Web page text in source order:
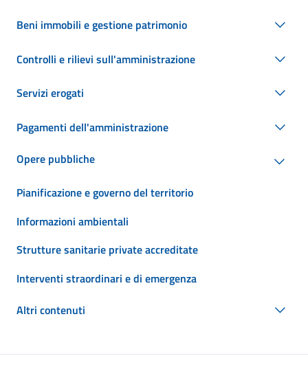
Beni immobili e gestione patrimonio
Controlli e rilievi sull'amministrazione
Servizi erogati
Pagamenti dell'amministrazione
Opere pubbliche
Pianificazione e governo del territorio
Informazioni ambientali
Strutture sanitarie private accreditate
Interventi straordinari e di emergenza
Altri contenuti